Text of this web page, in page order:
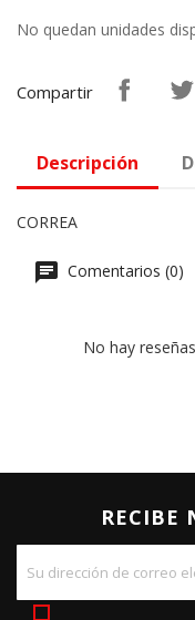
No quedan unidades
Compartir
Descripción
CORREA
Comentarios (0)
No hay
RECIBE